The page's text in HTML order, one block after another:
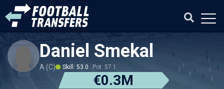
Daniel Smekal
A (C) Skill: 53.0 Pot: 57.1
€0.3M